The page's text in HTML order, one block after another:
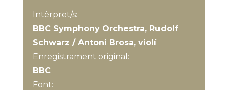
Intèrpret/s:
BBC Symphony Orchestra, Rudolf
Schwarz / Antoni Brosa, violí
Enregistrament original:
BBC
Font: